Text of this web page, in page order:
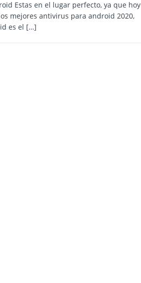
Estas en el lugar perfecto, ya que hoy
mejores antivirus para android 2020,
es el […]